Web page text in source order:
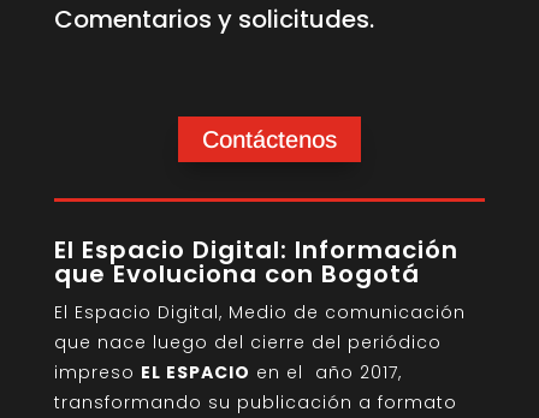
Comentarios y solicitudes.
Contáctenos
El Espacio Digital: Información
que Evoluciona con Bogotá
El Espacio Digital, Medio de comunicación
que nace luego del cierre del periódico
impreso EL ESPACIO en el año 2017,
transformando su publicación a formato